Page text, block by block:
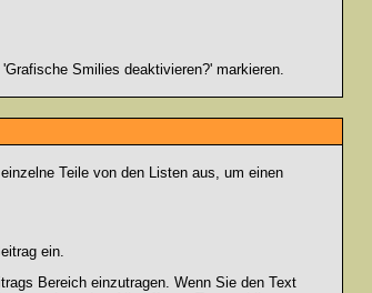
Smilies deaktivieren?' markieren.
Teile von den Listen aus, um einen
ein.
Bereich einzutragen. Wenn Sie den Text